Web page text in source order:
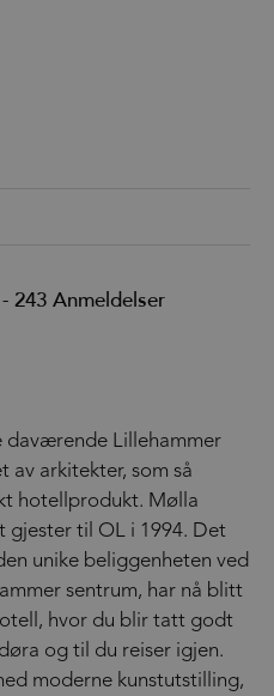
daværende Lillehammer
av arkitekter, som så
hotellprodukt. Mølla
gjester til OL i 1994. Det
unike beliggenheten ved
sentrum, har nå blitt
hvor du blir tatt godt
og til du reiser igjen.
moderne kunstutstilling,